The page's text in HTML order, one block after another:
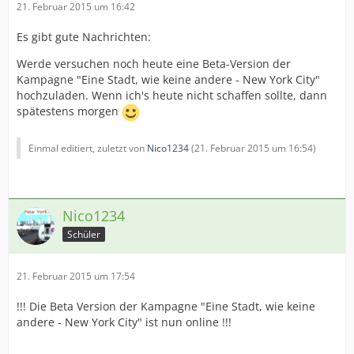
21. Februar 2015 um 16:42
Es gibt gute Nachrichten:
Werde versuchen noch heute eine Beta-Version der
Kampagne "Eine Stadt, wie keine andere - New York City"
hochzuladen. Wenn ich's heute nicht schaffen sollte, dann
spätestens morgen
Einmal editiert, zuletzt von Nico1234(21. Februar 2015 um 16:54)
Nico1234
Schüler
21. Februar 2015 um 17:54
!!! Die Beta Version der Kampagne "Eine Stadt, wie keine
andere - New York City" ist nun online !!!